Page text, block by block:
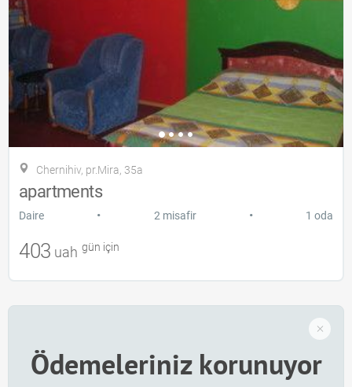
Chernihiv, pr.Mira, 35a
apartments
Daire • 2 misafir • 1 oda
403 uah gün için
Ödemeleriniz korunuyor